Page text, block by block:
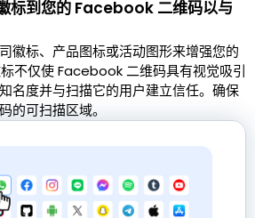
标到您的 Facebook 二维码以与
徽标、产品图标或活动图形来增强您的
不仅使 Facebook 二维码具有视觉吸引
名度并与扫描它的用户建立信任。确保
的可扫描区域。